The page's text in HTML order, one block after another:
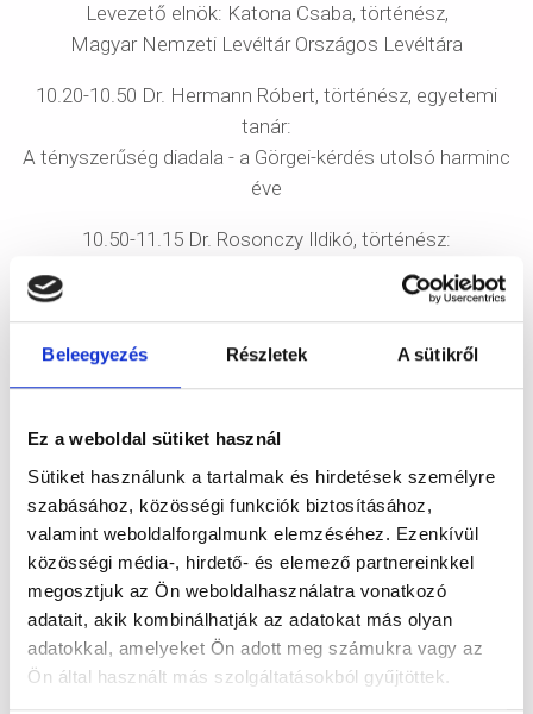
Beleegyezés Részletek A sütikről
Ez a weboldal sütiket használ
Sütiket használunk a tartalmak és hirdetések személyre
szabásához, közösségi funkciók biztosításához,
valamint weboldalforgalmunk elemzéséhez. Ezenkívül
közösségi média-, hirdető- és elemező partnereinkkel
megosztjuk az Ön weboldalhasználatra vonatkozó
adatait, akik kombinálhatják az adatokat más olyan
adatokkal, amelyeket Ön adott meg számukra vagy az
Ön által használt más szolgáltatásokból gyűjtöttek.
Levezető elnök: Katona Csaba, történész,
Magyar Nemzeti Levéltár Országos Levéltára
10.20-10.50 Dr. Hermann Róbert, történész, egyetemi
tanár:
A tényszerűség diadala - a Görgei-kérdés utolsó harminc
éve
10.50-11.15 Dr. Rosonczy Ildikó, történész:
Orosz festők művei az 1849. augusztus 13-ai
11.15-11.40 Dr. Bea Csaba, történész, történelemtanár:
Görgei és Vác
11.40-12.00 Kérdések, hozzászólások, kávészünet
12.00-12.25 Ress-Wimmer Zoltán, történész,
VERITAS Történetkutató Intézet és Levéltár:
Görgei Artúr és a honvédegyleti mozgalom
12.25-12.50 Gróf Péter, régész-történész:
Görgei Artúr élete és emlékezete Visegrádon
- 1875-1916, 1916-1986, 1986-2026.